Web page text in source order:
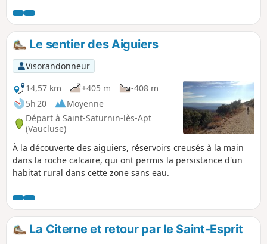
bien tracé mais les pierres roulent un peu. Le gué de
l'Aigue Brun au départ et à l'arrivée n'est pas profond et très
plat mais il est peut être large en période de crues.
Le sentier des Aiguiers
Visorandonneur
14,57 km
+405 m
-408 m
5h 20
Moyenne
Départ à Saint-Saturnin-lès-Apt
(Vaucluse)
À la découverte des aiguiers, réservoirs creusés à la main
dans la roche calcaire, qui ont permis la persistance d'un
habitat rural dans cette zone sans eau.
La Citerne et retour par le Saint-Esprit